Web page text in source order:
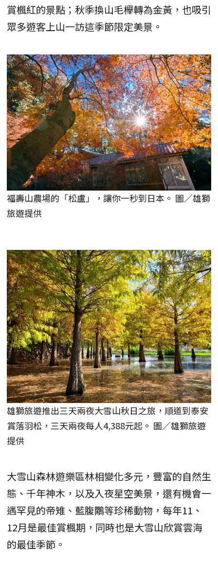
賞楓紅的景點；秋季換山毛櫸轉為金黃，也吸引
眾多遊客上山一訪這季節限定美景。
福壽山農場的「松盧」，讓你一秒到日本。 圖／雄獅
旅遊提供
雄獅旅遊推出三天兩夜大雪山秋日之旅，順道到泰安
賞落羽松，三天兩夜每人4,388元起。 圖／雄獅旅遊
提供
大雪山森林遊樂區林相變化多元，豐富的自然生
態、千年神木，以及入夜星空美景，還有機會一
遇罕見的帝雉、藍腹鷴等珍稀動物，每年11、
12月是最佳賞楓期，同時也是大雪山欣賞雲海
的最佳季節。